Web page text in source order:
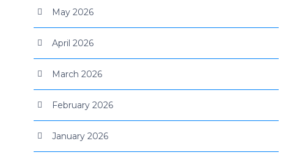
May 2026
April 2026
March 2026
February 2026
January 2026